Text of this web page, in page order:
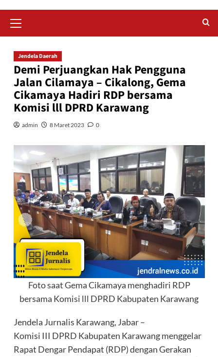
Jendela Daerah
Demi Perjuangkan Hak Pengguna
Jalan Cilamaya – Cikalong, Gema
Cikamaya Hadiri RDP bersama
Komisi lll DPRD Karawang
admin 8 Maret 2023 0
Foto saat Gema Cikamaya menghadiri RDP
bersama Komisi lll DPRD Kabupaten Karawang
Jendela Jurnalis Karawang, Jabar –
Komisi III DPRD Kabupaten Karawang menggelar
Rapat Dengar Pendapat (RDP) dengan Gerakan